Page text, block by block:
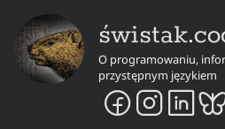
O programowaniu,
przystępnym językiem